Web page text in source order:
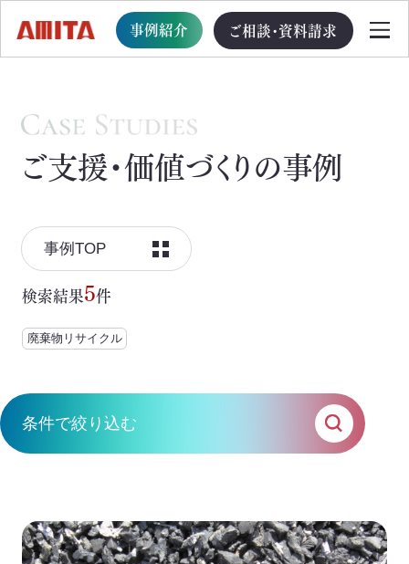
事例紹介 ご相談・資料請求
TOP
サービス一覧
サステナブル経営への移行支援
TOP
循環型事業創出プログラム
イニシアチブ対応/情報開示支援
サーキュラーエコノミー
ネイチャーポジティブ
ご支援・価値づくりの事例
事例TOP
検索結果5件
廃棄物リサイクル
条件で絞り込む
ソリューション テーマ